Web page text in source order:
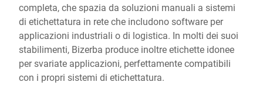
completa, che spazia da soluzioni manuali a sistemi
di etichettatura in rete che includono software per
applicazioni industriali o di logistica. In molti dei suoi
stabilimenti, Bizerba produce inoltre etichette idonee
per svariate applicazioni, perfettamente compatibili
con i propri sistemi di etichettatura.